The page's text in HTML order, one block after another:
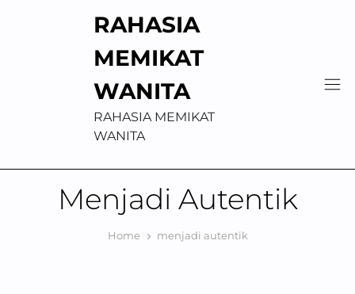
RAHASIA
MEMIKAT
WANITA
RAHASIA MEMIKAT
WANITA
Menjadi Autentik
Home menjadi autentik